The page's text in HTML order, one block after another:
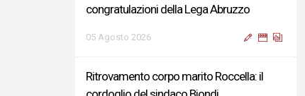
congratulazioni della Lega Abruzzo
05 Agosto 2026
Ritrovamento corpo marito Roccella: il